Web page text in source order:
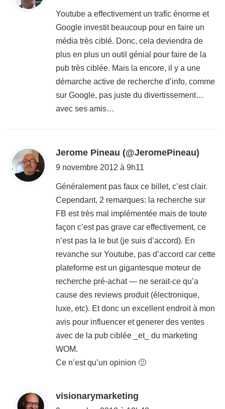
Youtube a effectivement un trafic énorme et
Google investit beaucoup pour en faire un
média très ciblé. Donc, cela deviendra de
plus en plus un outil génial pour faire de la
pub très ciblée. Mais la encore, il y a une
démarche active de recherche d’info, comme
sur Google, pas juste du divertissement…
avec ses amis…
Jerome Pineau (@JeromePineau)
9 novembre 2012 à 9h11
Généralement pas faux ce billet, c’est clair.
Cependant, 2 remarques: la recherche sur
FB est très mal implémentée mais de toute
façon c’est pas grave car effectivement, ce
n’est pas la le but (je suis d’accord). En
revanche sur Youtube, pas d’accord car cette
plateforme est un gigantesque moteur de
recherche pré-achat — ne serait-ce qu’a
cause des reviews produit (électronique,
luxe, etc). Et donc un excellent endroit à mon
avis pour influencer et generer des ventes
avec de la pub ciblée _et_ du marketing
WOM.
Ce n’est qu’un opinion 🙂
visionarymarketing